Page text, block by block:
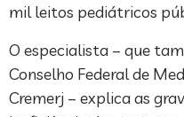
mil leitos pediátricos
O especialista – que
Conselho Federal de
Cremerj – explica as